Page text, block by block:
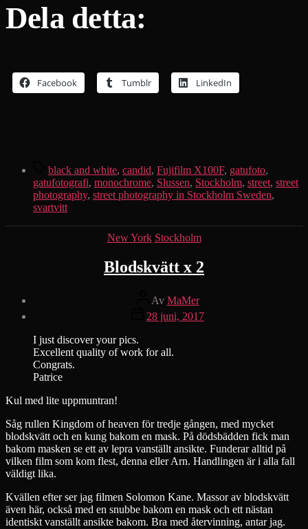
Dela detta:
Facebook Tumblr LinkedIn
Etiketter
black and white, candid, Fujifilm X100F, gatufoto,
gatufotografi, monochrome, Slussen, Stockholm, street, street
photography, street photography in Stockholm Sweden,
svartvitt
Kategorier
New York Stockholm
Blodskvätt x 2
Inläggsförfattare
Av MaMer
Inläggsdatum
28 juni, 2017
I just discover your pics.
Excellent quality of work for all.
Congrats.
Patrice
Kul med lite uppmuntran!
Såg rullen Kingdom of heaven för tredje gången, med mycket
blodskvätt och en kung bakom en mask. På dödsbädden fick man
bakom masken se ett av lepra vanställt ansikte. Funderar alltid på
vilken film som kom flest, denna eller Arn. Handlingen är i alla fall
väldigt lika.
Kvällen efter ser jag filmen Solomon Kane. Massor av blodskvätt
även här, också med en snubbe bakom en mask och ett nästan
identiskt vanställt ansikte bakom. Bra med återvinning, antar jag.